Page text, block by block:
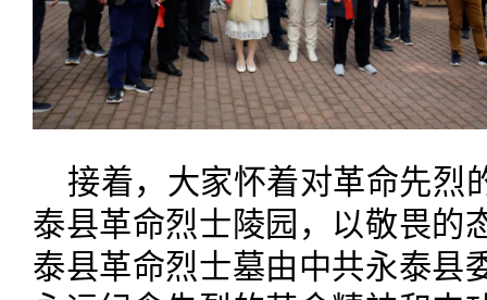
接着，大家怀着对革命先烈
泰县革命烈士陵园，以敬畏的
泰县革命烈士墓由中共永泰县